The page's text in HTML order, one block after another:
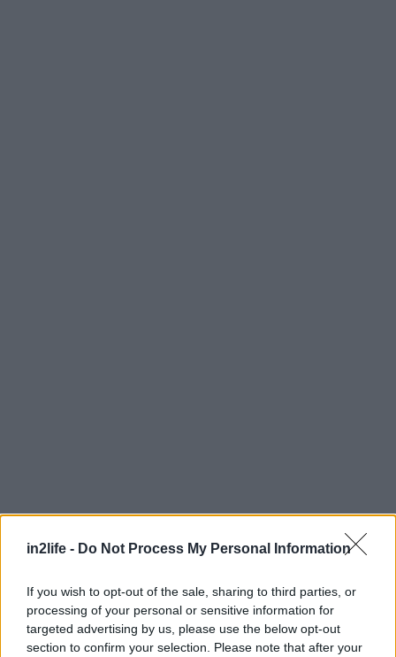
in2life - Do Not Process My Personal Information
If you wish to opt-out of the sale, sharing to third parties, or
processing of your personal or sensitive information for
targeted advertising by us, please use the below opt-out
section to confirm your selection. Please note that after your
Rodian Amathus,Ιξιά, Ρόδος, τηλ.: 22410 89900